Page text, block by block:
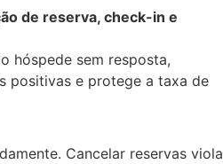
de reserva, check-in e
hóspede sem resposta,
positivas e protege a taxa de
Cancelar reservas viola